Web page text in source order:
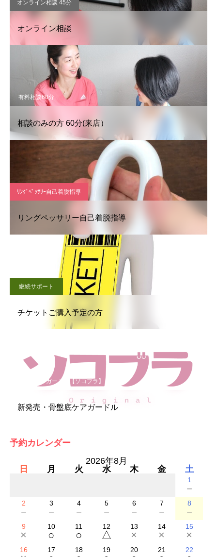
オンライン相談 45分
オンライン相談
有料相談60分
相談のみの方 60分(来店）
ﾘﾝｸﾞﾍﾟｯｻﾘｰ自己着脱指導
リングペッサリー自己着脱指導
継続サポート
チケットご購入予定の方
骨盤底ケアガードル【ソコブラ】
新発売・骨盤底ケアガードル
予約カレンダー
2026年8月
日
月 火 水 木 金 土
1
－
2
－
3
－
4
－
5
－
6
－
7
－
8
－
9
×
10
○
11
○
12
△
13
×
14
×
15
×
16 17 18 19 20 21 22